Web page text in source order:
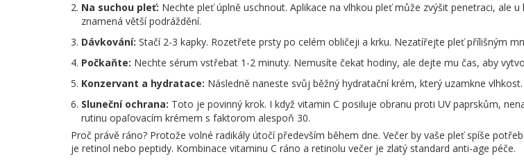
Na suchou pleť: Nechte pleť úplně uschnout. Aplikace na vlhkou pleť může zvýšit penetraci, ale
znamená větší podráždění.
Dávkování: Stačí 2-3 kapky. Rozetřete prsty po celém obličeji a krku. Nezatířejte pleť přílišným
Počkaňte: Nechte sérum vstřebat 1-2 minuty. Nemusíte čekat hodiny, ale dejte mu čas, aby
Konzervant a hydratace: Následně naneste svůj běžný hydratační krém, který uzamkne vlhkost.
Sluneční ochrana: Toto je povinný krok. I když vitamin C posiluje obranu proti UV paprskům,
rutinu opaľovacím krémem s faktorom alespoň 30.
Proč právě ráno? Protože volné radikály útočí především během dne. Večer by vaše pleť spíše
je retinol nebo peptidy. Kombinace vitaminu C ráno a retinolu večer je zlatý standard anti-age péče.